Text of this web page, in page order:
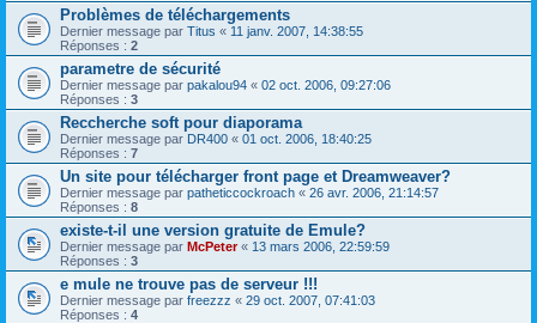
Problèmes de téléchargements
Dernier message par Titus « 11 janv. 2007, 14:38:55
Réponses : 2
parametre de sécurité
Dernier message par pakalou94 « 02 oct. 2006, 09:27:06
Réponses : 3
Reccherche soft pour diaporama
Dernier message par DR400 « 01 oct. 2006, 18:40:25
Réponses : 7
Un site pour télécharger front page et Dreamweaver?
Dernier message par patheticcockroach « 26 avr. 2006, 21:14:57
Réponses : 8
existe-t-il une version gratuite de Emule?
Dernier message par McPeter« 13 mars 2006, 22:59:59
Réponses : 3
e mule ne trouve pas de serveur !!!
Dernier message par freezzz « 29 oct. 2007, 07:41:03
Réponses : 4